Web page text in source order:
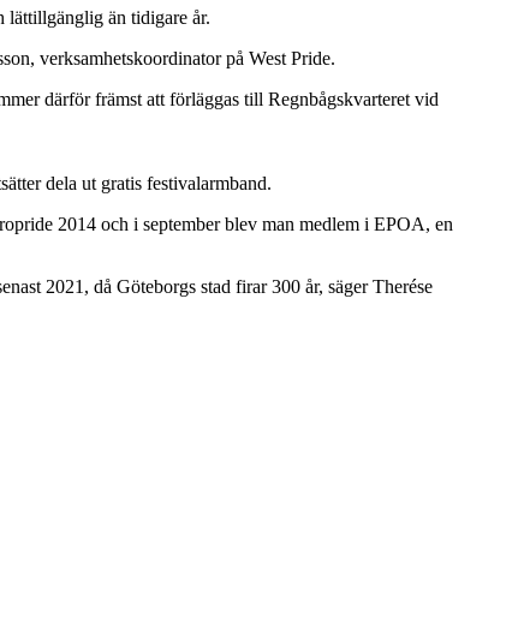
lättillgänglig än tidigare år.
verksamhetskoordinator på West Pride.
därför främst att förläggas till Regnbågskvarteret vid
dela ut gratis festivalarmband.
2014 och i september blev man medlem i EPOA, en
2021, då Göteborgs stad firar 300 år, säger Therése